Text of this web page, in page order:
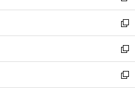
開
く
ウ
で
開
く
ン
ド
ウ
で
開
く
ウ
ィ
ン
ド
ウ
で
開
し
い
ウ
ィ
ン
ド
ウ
新
し
い
ウ
ィ
ン
新
し
い
ウ
新
し